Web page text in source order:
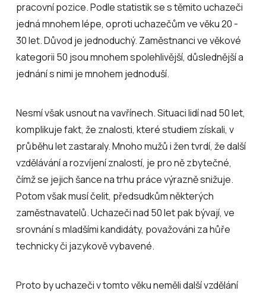
pracovní pozice. Podle statistik se s těmito uchazeči
jedná mnohem lépe, oproti uchazečům ve věku 20 -
30 let. Důvod je jednoduchý. Zaměstnanci ve věkové
kategorii 50 jsou mnohem spolehlivější, důslednější a
jednání s nimi je mnohem jednoduší.
Nesmí však usnout na vavřínech. Situaci lidí nad 50 let,
komplikuje fakt, že znalosti, které studiem získali, v
průběhu let zastaraly. Mnoho mužů i žen tvrdí, že další
vzdělávání a rozvíjení znalostí, je pro ně zbytečné,
čímž se jejich šance na trhu práce výrazně snižuje.
Potom však musí čelit, předsudkům některých
zaměstnavatelů. Uchazeči nad 50 let pak bývají, ve
srovnání s mladšími kandidáty, považováni za hůře
technicky či jazykově vybavené.
Proto by uchazeči v tomto věku neměli další vzdělání